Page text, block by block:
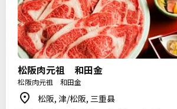
松阪肉元祖 和田金
松阪肉元祖 和田金
松阪, 津/松阪, 三重县